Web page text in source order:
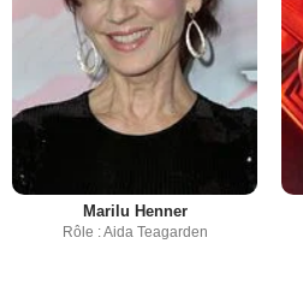
Marilu Henner
Rôle : Aida Teagarden